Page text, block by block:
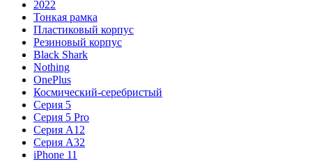
2022
Тонкая рамка
Пластиковый корпус
Резиновый корпус
Black Shark
Nothing
OnePlus
Космический-серебристый
Серия 5
Серия 5 Pro
Серия A12
Серия A32
iPhone 11